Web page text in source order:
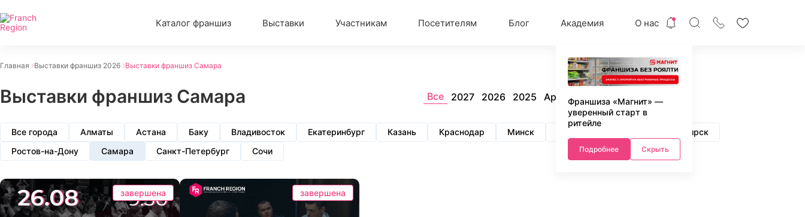
Каталог франшиз Выставки Участникам Посетителям Блог Академия О нас
Франшиза «Магнит» —
уверенный старт в
ритейле
Подробнее Скрыть
Главная Выставки франшиз 2026 Выставки франшиз Самара
Выставки франшиз Самара Все 2027 2026 2025 Архив
Все города Алматы Астана Баку Владивосток Екатеринбург Казань Краснодар Минск
Новосибирск
Ростов-на-Дону
Самара Санкт-Петербург Сочи
завершена завершена